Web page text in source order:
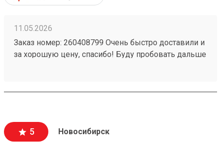
11.05.2026
Заказ номер: 260408799 Очень быстро доставили и
за хорошую цену, спасибо! Буду пробовать дальше
5 Новосибирск